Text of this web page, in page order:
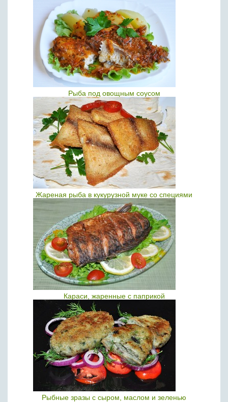
Рыба под овощным соусом
Жареная рыба в кукурузной муке со специями
Караси, жаренные с паприкой
Рыбные зразы с сыром, маслом и зеленью